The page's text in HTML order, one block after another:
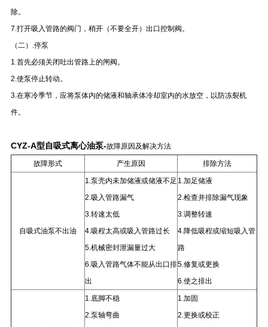
除。
7.打开吸入管路的阀门，稍开（不要全开）出口控制阀。
（二）.停泵
1.首先必须关闭吐出管路上的闸阀。
2.使泵停止转动。
3.在寒冷季节，应将泵体内的储液和轴承体冷却室内的水放空，以防冻裂机
件。
CYZ-A型自吸式离心油泵-故障原因及解决方法
故障形式 产生原因 排除方法
自吸式油泵不出油
1.泵壳内未加储液或储液不足
2.吸入管路漏气
3.转速太低
4.吸程太高或吸入管路过长
5.机械密封泄漏量过大
6.吸入管路气体不能从出口排
出
1.加足储液
2.检查并排除漏气现象
3.调整转速
4.降低吸程或缩短吸入管
路
5.修复或更换
6.使之排出
1.底脚不稳
2.泵轴弯曲
1.加固
2.更换或校正